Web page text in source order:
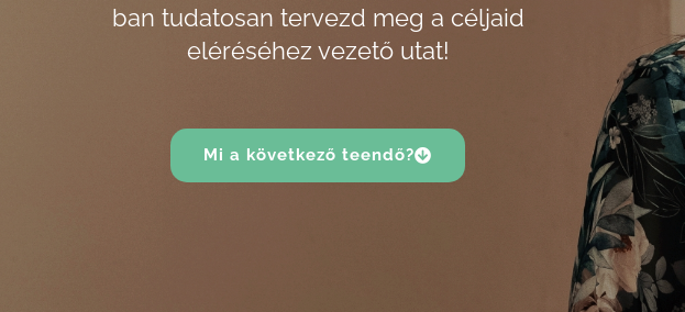
ban tudatosan tervezd meg a céljaid
eléréséhez vezető utat!
Mi a következő teendő?